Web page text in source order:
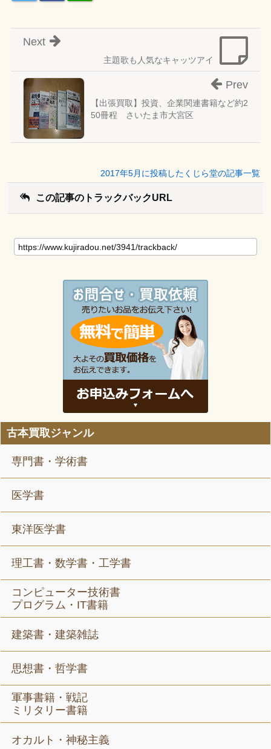
主題歌も人気なキャッツアイ
Next
【出張買取】投資、企業関連書籍など約2
50冊程 さいたま市大宮区
Prev
2017年5月に投稿したくじら堂の記事一覧
この記事のトラックバックURL
古本買取ジャンル
専門書・学術書
医学書
東洋医学書
理工書・数学書・工学書
コンピューター技術書
プログラム・IT書籍
建築書・建築雑誌
思想書・哲学書
軍事書籍・戦記
ミリタリー書籍
オカルト・神秘主義